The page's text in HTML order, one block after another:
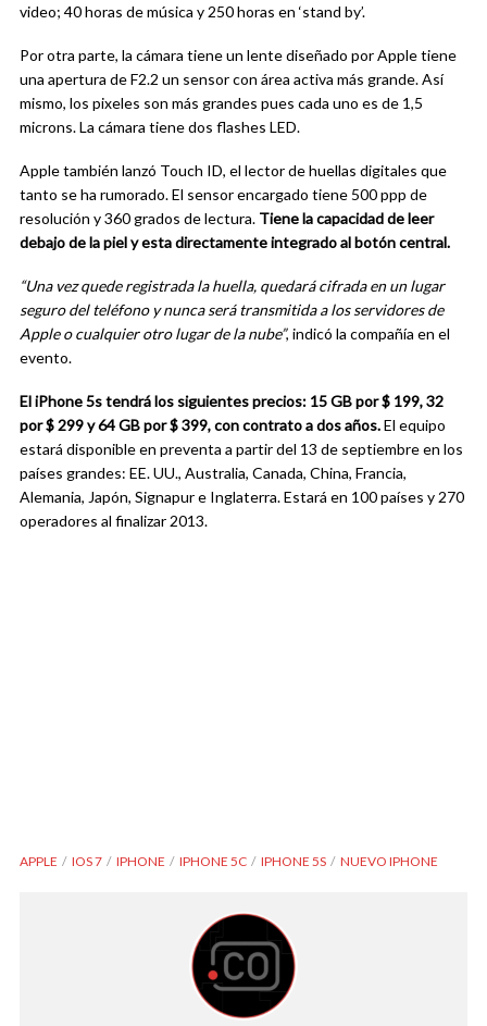
video; 40 horas de música y 250 horas en ‘stand by’.
Por otra parte, la cámara tiene un lente diseñado por Apple tiene
una apertura de F2.2 un sensor con área activa más grande. Así
mismo, los pixeles son más grandes pues cada uno es de 1,5
microns. La cámara tiene dos flashes LED.
Apple también lanzó Touch ID, el lector de huellas digitales que
tanto se ha rumorado. El sensor encargado tiene 500 ppp de
resolución y 360 grados de lectura. Tiene la capacidad de leer
debajo de la piel y esta directamente integrado al botón central.
“Una vez quede registrada la huella, quedará cifrada en un lugar
seguro del teléfono y nunca será transmitida a los servidores de
Apple o cualquier otro lugar de la nube”, indicó la compañía en el
evento.
El iPhone 5s tendrá los siguientes precios: 15 GB por $ 199, 32
por $ 299 y 64 GB por $ 399, con contrato a dos años.El equipo
estará disponible en preventa a partir del 13 de septiembre en los
países grandes: EE. UU., Australia, Canada, China, Francia,
Alemania, Japón, Signapur e Inglaterra. Estará en 100 países y 270
operadores al finalizar 2013.
APPLE IOS 7 IPHONE IPHONE 5C IPHONE 5S NUEVO IPHONE